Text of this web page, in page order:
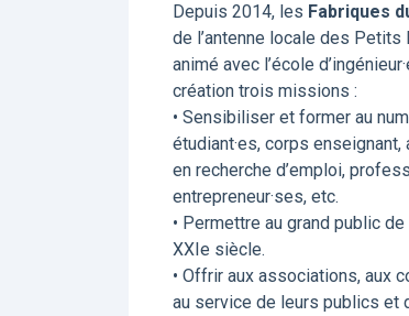
Depuis 2014, les Fabriques
de l’antenne locale des
animé avec l’école
création trois missions :
• Sensibiliser et former au
étudiant·es, corps
en recherche d’emploi,
entrepreneur·ses, etc.
• Permettre au grand public
XXIe siècle.
• Offrir aux associations, aux
au service de leurs publics et